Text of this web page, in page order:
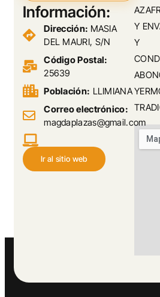
Y
Y
Información:
Dirección: MASIA
DEL MAURI, S/N
Código Postal:
25639
Población: LLIMIANA
Correo electrónico:
magdaplazas@gmail.com
Ir al sitio web